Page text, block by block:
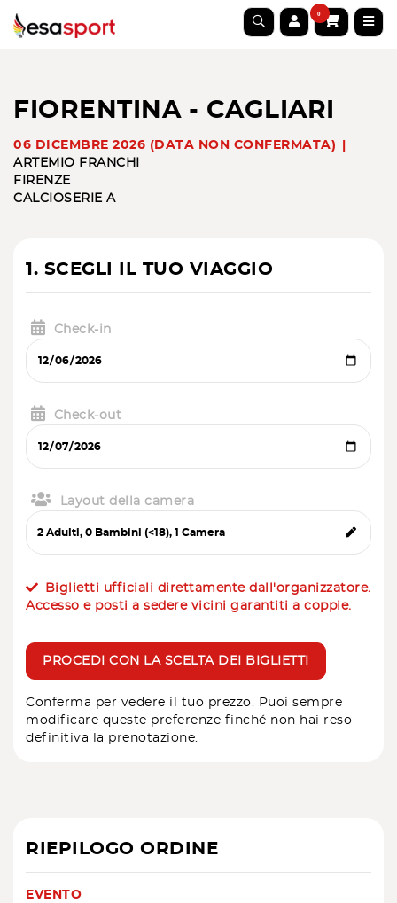
0
FIORENTINA - CAGLIARI
06 DICEMBRE 2026 (DATA NON CONFERMATA)
ARTEMIO FRANCHI
FIRENZE
CALCIOSERIE A
1. SCEGLI IL TUO VIAGGIO
Check-in
Check-out
Layout della camera
Biglietti ufficiali direttamente dall'organizzatore.
Accesso e posti a sedere vicini garantiti a coppie.
PROCEDI CON LA SCELTA DEI BIGLIETTI
Conferma per vedere il tuo prezzo. Puoi sempre
modificare queste preferenze finché non hai reso
definitiva la prenotazione.
RIEPILOGO ORDINE
EVENTO